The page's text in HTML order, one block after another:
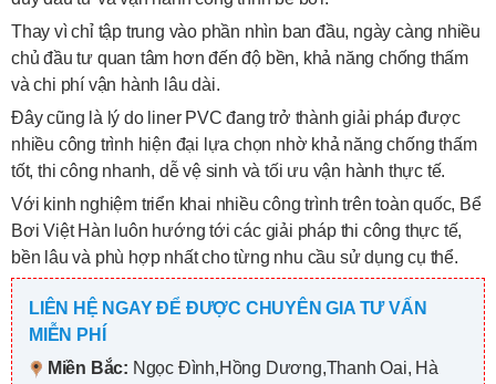
Thay vì chỉ tập trung vào phần nhìn ban đầu, ngày càng nhiều
chủ đầu tư quan tâm hơn đến độ bền, khả năng chống thấm
và chi phí vận hành lâu dài.
Đây cũng là lý do liner PVC đang trở thành giải pháp được
nhiều công trình hiện đại lựa chọn nhờ khả năng chống thấm
tốt, thi công nhanh, dễ vệ sinh và tối ưu vận hành thực tế.
Với kinh nghiệm triển khai nhiều công trình trên toàn quốc, Bể
Bơi Việt Hàn luôn hướng tới các giải pháp thi công thực tế,
bền lâu và phù hợp nhất cho từng nhu cầu sử dụng cụ thể.
LIÊN HỆ NGAY ĐỂ ĐƯỢC CHUYÊN GIA TƯ VẤN
MIỄN PHÍ
Miền Bắc: Ngọc Đình,Hồng Dương,Thanh Oai, Hà